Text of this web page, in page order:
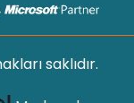
saklıdır.